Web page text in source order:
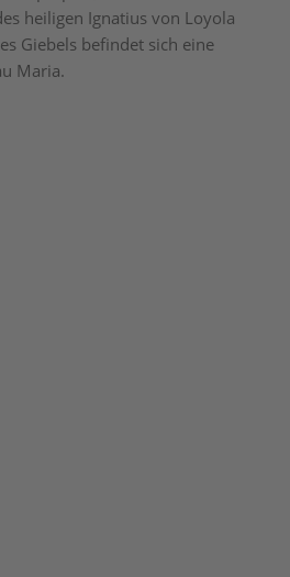
heiligen Ignatius von Loyola
Giebels befindet sich eine
Maria.